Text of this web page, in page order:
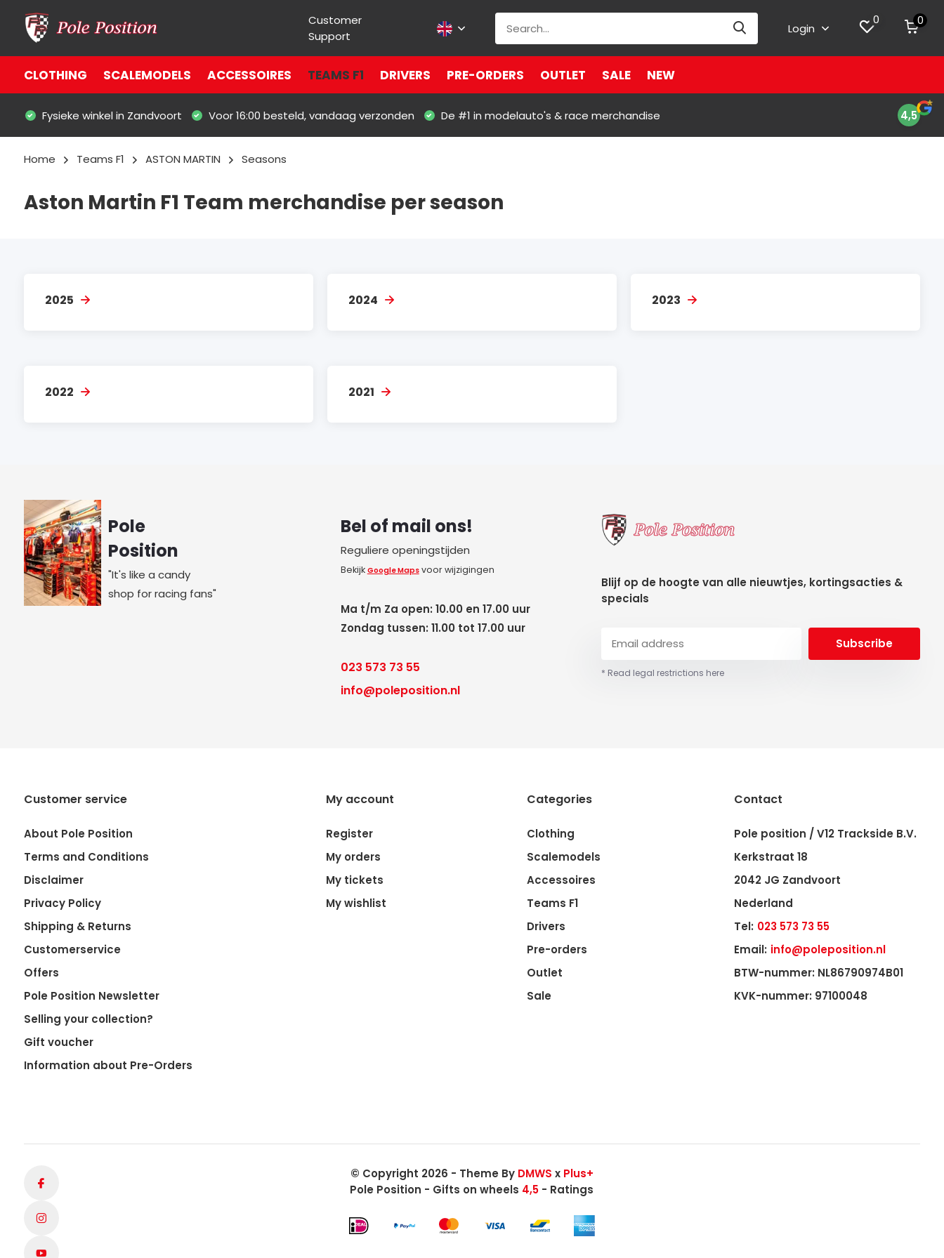
Customer
Support
Login
0 0
CLOTHING SCALEMODELS ACCESSOIRES TEAMS F1 DRIVERS PRE-ORDERS OUTLET SALE NEW
Fysieke winkel in Zandvoort Voor 16:00 besteld, vandaag verzonden De #1 in modelauto's & race merchandise 4,5
Home Teams F1 ASTON MARTIN Seasons
Aston Martin F1 Team merchandise per season
2025 2024 2023
2022 2021
Pole
Position
"It's like a candy
shop for racing fans"
Bel of mail ons!
Reguliere openingstijden
Bekijk Google Mapsvoor wijzigingen
Ma t/m Za open: 10.00 en 17.00 uur
Zondag tussen: 11.00 tot 17.00 uur
023 573 73 55
info@poleposition.nl
Blijf op de hoogte van alle nieuwtjes, kortingsacties &
specials
Subscribe
* Read legal restrictions here
Customer service
About Pole Position
Terms and Conditions
Disclaimer
Privacy Policy
Shipping & Returns
Customerservice
Offers
Pole Position Newsletter
Selling your collection?
Gift voucher
Information about Pre-Orders
My account
Register
My orders
My tickets
My wishlist
Categories
Clothing
Scalemodels
Accessoires
Teams F1
Drivers
Pre-orders
Outlet
Sale
Contact
Pole position / V12 Trackside B.V.
Kerkstraat 18
2042 JG Zandvoort
Nederland
Tel: 023 573 73 55
Email: info@poleposition.nl
BTW-nummer: NL86790974B01
KVK-nummer: 97100048
© Copyright 2026 - Theme By DMWS x Plus+
Pole Position - Gifts on wheels 4,5 - Ratings